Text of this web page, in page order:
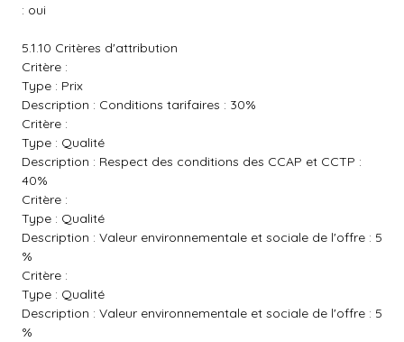
: oui
5.1.10 Critères d'attribution
Critère :
Type : Prix
Description : Conditions tarifaires : 30%
Critère :
Type : Qualité
Description : Respect des conditions des CCAP et CCTP :
40%
Critère :
Type : Qualité
Description : Valeur environnementale et sociale de l'offre : 5
%
Critère :
Type : Qualité
Description : Valeur environnementale et sociale de l'offre : 5
%